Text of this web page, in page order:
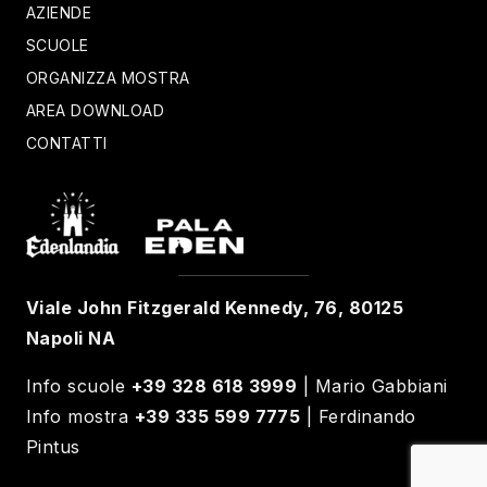
AZIENDE
SCUOLE
ORGANIZZA MOSTRA
AREA DOWNLOAD
CONTATTI
Viale John Fitzgerald Kennedy, 76, 80125
Napoli NA
Info scuole +39 328 618 3999 | Mario Gabbiani
Info mostra +39 335 599 7775 | Ferdinando
Pintus